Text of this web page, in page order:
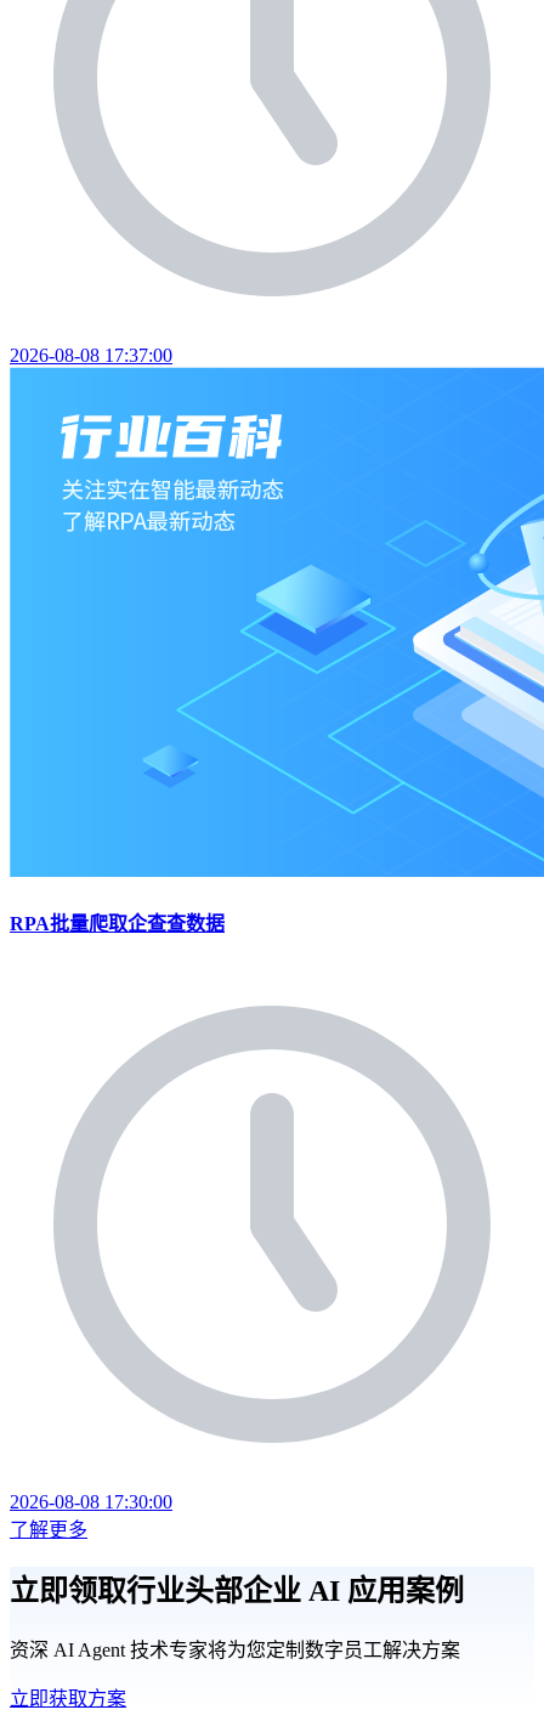
2026-08-08 17:37:00
RPA批量爬取企查查数据
2026-08-08 17:30:00
了解更多
立即领取行业头部企业 AI 应用案例
资深 AI Agent 技术专家将为您定制数字员工解决方案
立即获取方案